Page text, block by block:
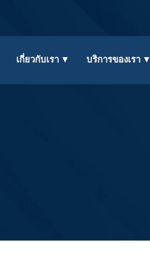
เกี่ยวกับเรา ▼ บริการของเรา ▼